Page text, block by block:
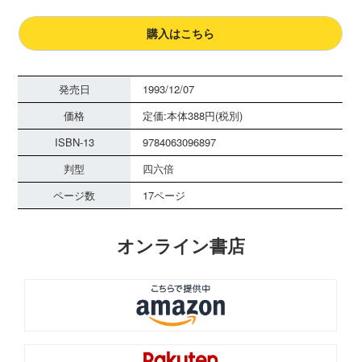
購入はこちら
発売日
1993/12/07
価格
定価:本体388円(税別)
ISBN-13
9784063096897
判型
四六倍
ページ数
17ページ
オンライン書店